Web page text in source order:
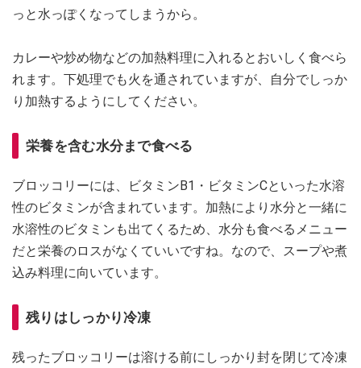
っと水っぽくなってしまうから。
カレーや炒め物などの加熱料理に入れるとおいしく食べら
れます。下処理でも火を通されていますが、自分でしっか
り加熱するようにしてください。
栄養を含む水分まで食べる
ブロッコリーには、ビタミンB1・ビタミンCといった水溶
性のビタミンが含まれています。加熱により水分と一緒に
水溶性のビタミンも出てくるため、水分も食べるメニュー
だと栄養のロスがなくていいですね。なので、スープや煮
込み料理に向いています。
残りはしっかり冷凍
残ったブロッコリーは溶ける前にしっかり封を閉じて冷凍